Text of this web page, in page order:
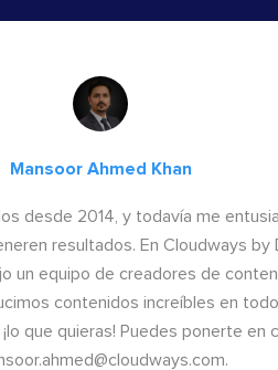
Mansoor Ahmed Khan
desde 2014, y todavía me
resultados. En Cloudways by
un equipo de creadores de
contenidos increíbles en
que quieras! Puedes ponerte en
.